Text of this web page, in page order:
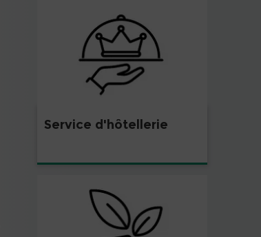
Service d'hôtellerie